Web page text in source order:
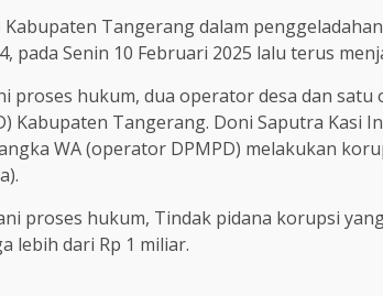
Kabupaten Tangerang dalam
pada Senin 10 Februari 2025 lalu terus
proses hukum, dua operator desa dan satu
Kabupaten Tangerang. Doni Saputra Kasi
WA (operator DPMPD) melakukan
proses hukum, Tindak pidana korupsi
lebih dari Rp 1 miliar.